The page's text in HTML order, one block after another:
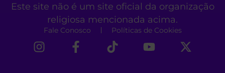
Este site não é um site oficial da organização
religiosa mencionada acima.
Fale Conosco Políticas de Cookies